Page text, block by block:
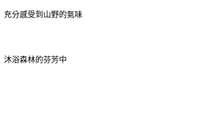
充分感受到山野的氣味
沐浴森林的芬芳中